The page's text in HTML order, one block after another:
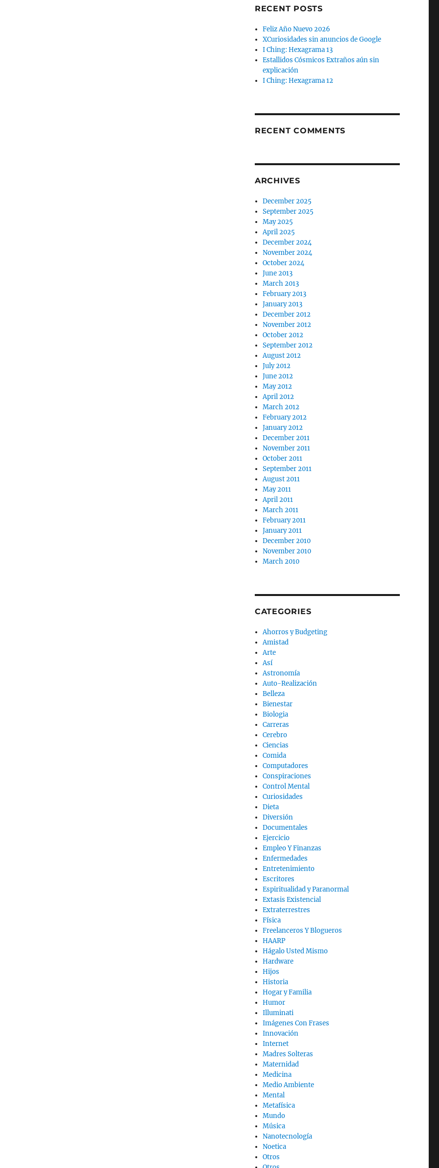
RECENT POSTS
Feliz Año Nuevo 2026
XCuriosidades sin anuncios de Google
I Ching: Hexagrama 13
Estallidos Cósmicos Extraños aún sin
explicación
I Ching: Hexagrama 12
RECENT COMMENTS
ARCHIVES
December 2025
September 2025
May 2025
April 2025
December 2024
November 2024
October 2024
June 2013
March 2013
February 2013
January 2013
December 2012
November 2012
October 2012
September 2012
August 2012
July 2012
June 2012
May 2012
April 2012
March 2012
February 2012
January 2012
December 2011
November 2011
October 2011
September 2011
August 2011
May 2011
April 2011
March 2011
February 2011
January 2011
December 2010
November 2010
March 2010
CATEGORIES
Ahorros y Budgeting
Amistad
Arte
Así
Astronomía
Auto-Realización
Belleza
Bienestar
Biologia
Carreras
Cerebro
Ciencias
Comida
Computadores
Conspiraciones
Control Mental
Curiosidades
Dieta
Diversión
Documentales
Ejercicio
Empleo Y Finanzas
Enfermedades
Entretenimiento
Escritores
Espiritualidad y Paranormal
Extasis Existencial
Extraterrestres
Física
Freelanceros Y Blogueros
HAARP
Hágalo Usted Mismo
Hardware
Hijos
Historia
Hogar y Familia
Humor
Illuminati
Imágenes Con Frases
Innovación
Internet
Madres Solteras
Maternidad
Medicina
Medio Ambiente
Mental
Metafísica
Mundo
Música
Nanotecnología
Noetica
Otros